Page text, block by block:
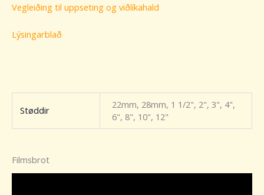
Vegleiðing til uppseting og viðlíkahald
Lýsingarblað
Støddir
22mm, 28mm, 1 1/2", 2", 3", 4",
6", 8", 10", 12"
Filmsbrot